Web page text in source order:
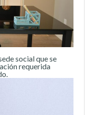
social que se
requerida